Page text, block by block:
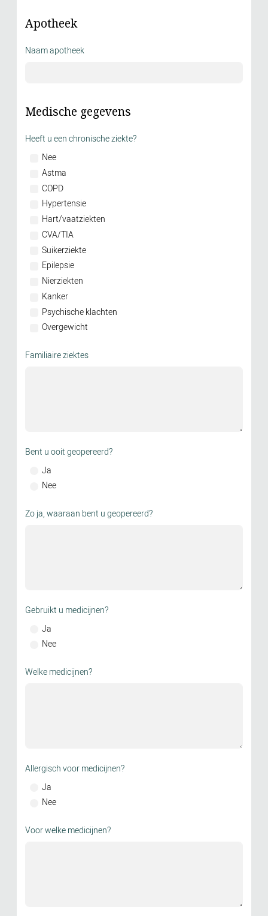
Apotheek
Naam apotheek
Medische gegevens
Heeft u een chronische ziekte?
Nee
Astma
COPD
Hypertensie
Hart/vaatziekten
CVA/TIA
Suikerziekte
Epilepsie
Nierziekten
Kanker
Psychische klachten
Overgewicht
Familiaire ziektes
Bent u ooit geopereerd?
Ja
Nee
Zo ja, waaraan bent u geopereerd?
Gebruikt u medicijnen?
Ja
Nee
Welke medicijnen?
Allergisch voor medicijnen?
Ja
Nee
Voor welke medicijnen?